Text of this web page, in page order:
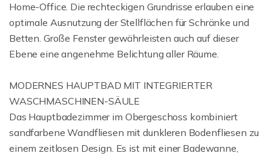
Home-Office. Die rechteckigen Grundrisse erlauben eine
optimale Ausnutzung der Stellflächen für Schränke und
Betten. Große Fenster gewährleisten auch auf dieser
Ebene eine angenehme Belichtung aller Räume.
MODERNES HAUPTBAD MIT INTEGRIERTER
WASCHMASCHINEN-SÄULE
Das Hauptbadezimmer im Obergeschoss kombiniert
sandfarbene Wandfliesen mit dunkleren Bodenfliesen zu
einem zeitlosen Design. Es ist mit einer Badewanne,